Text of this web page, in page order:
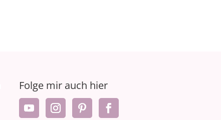
Folge mir auch hier